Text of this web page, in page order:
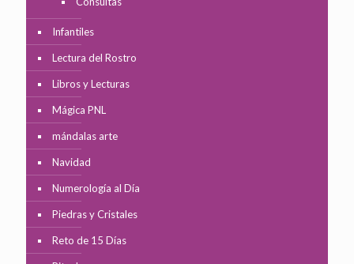
Infantiles
Lectura del Rostro
Libros y Lecturas
Mágica PNL
mándalas arte
Navidad
Numerología al Día
Piedras y Cristales
Reto de 15 Días